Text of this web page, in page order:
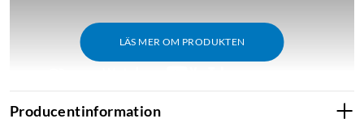
LÄS MER OM PRODUKTEN
Producentinformation